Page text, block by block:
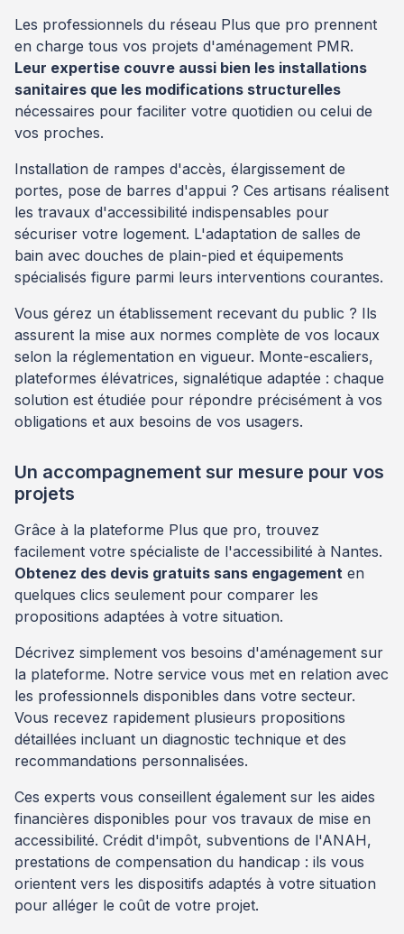
Les professionnels du réseau Plus que pro prennent
en charge tous vos projets d'aménagement PMR.
Leur expertise couvre aussi bien les installations
sanitaires que les modifications structurelles
nécessaires pour faciliter votre quotidien ou celui de
vos proches.
Installation de rampes d'accès, élargissement de
portes, pose de barres d'appui ? Ces artisans réalisent
les travaux d'accessibilité indispensables pour
sécuriser votre logement. L'adaptation de salles de
bain avec douches de plain-pied et équipements
spécialisés figure parmi leurs interventions courantes.
Vous gérez un établissement recevant du public ? Ils
assurent la mise aux normes complète de vos locaux
selon la réglementation en vigueur. Monte-escaliers,
plateformes élévatrices, signalétique adaptée : chaque
solution est étudiée pour répondre précisément à vos
obligations et aux besoins de vos usagers.
Un accompagnement sur mesure pour vos
projets
Grâce à la plateforme Plus que pro, trouvez
facilement votre spécialiste de l'accessibilité à Nantes.
Obtenez des devis gratuits sans engagement en
quelques clics seulement pour comparer les
propositions adaptées à votre situation.
Décrivez simplement vos besoins d'aménagement sur
la plateforme. Notre service vous met en relation avec
les professionnels disponibles dans votre secteur.
Vous recevez rapidement plusieurs propositions
détaillées incluant un diagnostic technique et des
recommandations personnalisées.
Ces experts vous conseillent également sur les aides
financières disponibles pour vos travaux de mise en
accessibilité. Crédit d'impôt, subventions de l'ANAH,
prestations de compensation du handicap : ils vous
orientent vers les dispositifs adaptés à votre situation
pour alléger le coût de votre projet.